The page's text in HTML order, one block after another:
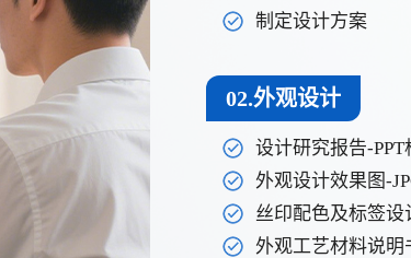
制定设计方案
02.外观设计
设计研究报告-PPT
外观设计效果图-
丝印配色及标签设
外观工艺材料说明